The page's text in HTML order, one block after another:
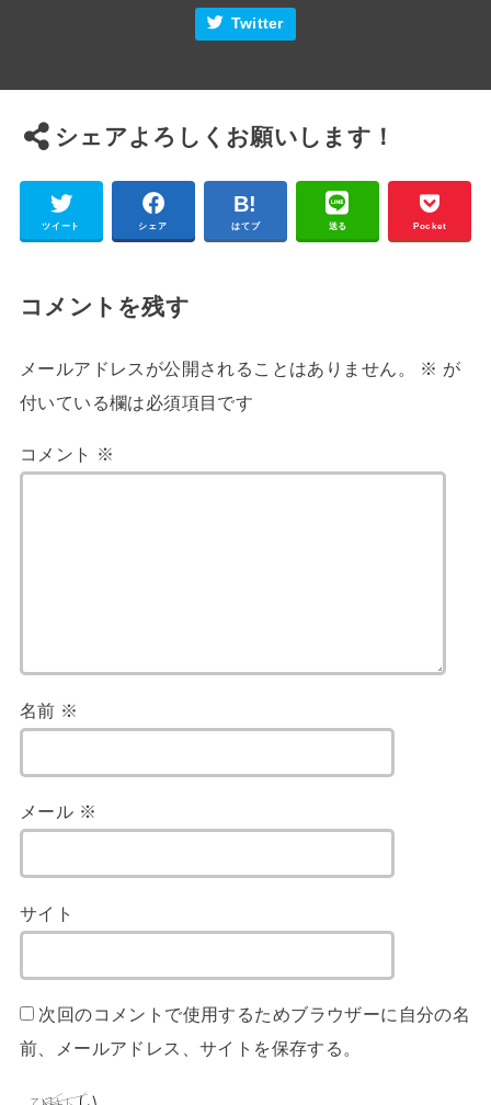
Twitter
シェアよろしくお願いします！
ツイート シェア はてブ 送る Pocket
コメントを残す
メールアドレスが公開されることはありません。 ※ が
付いている欄は必須項目です
コメント ※
名前 ※
メール ※
サイト
次回のコメントで使用するためブラウザーに自分の名
前、メールアドレス、サイトを保存する。